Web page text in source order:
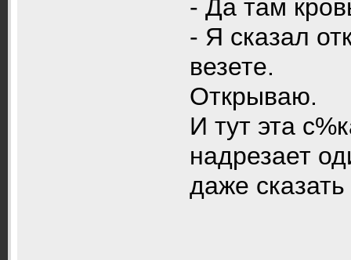
- Да там
- Я сказал
везете.
Открываю.
И тут эта
надрезает
даже